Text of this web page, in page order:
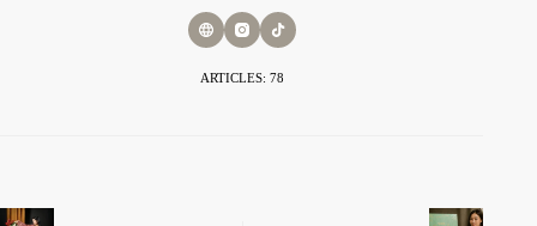
ARTICLES: 78